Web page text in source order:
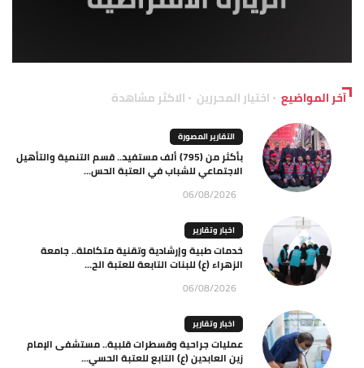
آخر المواضيع اختيار المحررين الاكثر مشاهدة
التقارير المصورة
بأكثر من (795) ألف مستفيد.. قسم التنمية والتأهيل
الاجتماعي للشباب في العتبة الحس...
06/08/2026
اخبار وتقارير
خدمات طبية وإرشادية وتقنية متكاملة.. جامعة
الزهراء (ع) للبنات التابعة للعتبة الح...
06/08/2026
اخبار وتقارير
عمليات جراحية وقسطرات قلبية.. مستشفى الإمام
زين العابدين (ع) التابع للعتبة الحسي...